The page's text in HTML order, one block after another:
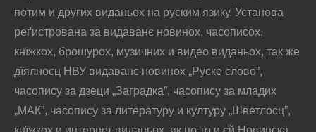
потим и других виданьох на руским язику. Установа
реґистрована за видаванє новинох, часописох,
кнїжкох, брошурох, музичних и видео виданьох, так же
дїялносц НВУ видаванє новинох „Руске слово”,
часопису за дзеци „Заградка”, часопису за младих
„МАК”, часопису за литературу и културу „Шветлосц”,